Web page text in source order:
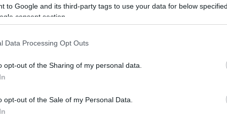
to Google and its third-party tags to use your data for below
consent section.
Data Processing Opt Outs
opt-out of the Sharing of my personal data.
opt-out of the Sale of my Personal Data.
A